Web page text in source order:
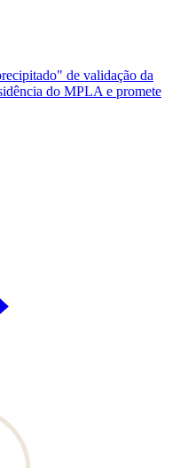
de validação da
do MPLA e promete